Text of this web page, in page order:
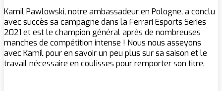
Kamil Pawlowski, notre ambassadeur en Pologne, a conclu
avec succès sa campagne dans la Ferrari Esports Series
2021 et est le champion général après de nombreuses
manches de compétition intense ! Nous nous asseyons
avec Kamil pour en savoir un peu plus sur sa saison et le
travail nécessaire en coulisses pour remporter son titre.